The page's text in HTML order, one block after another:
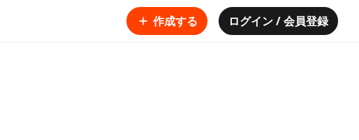
作成する ログイン / 会員登録